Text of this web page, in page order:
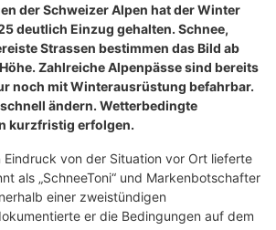
der Schweizer Alpen hat der Winter
deutlich Einzug gehalten. Schnee,
Strassen bestimmen das Bild ab
Zahlreiche Alpenpässe sind bereits
noch mit Winterausrüstung befahrbar.
ändern. Wetterbedingte
kurzfristig erfolgen.
Eindruck von der Situation vor Ort lieferte
als „SchneeToni“ und Markenbotschafter
einer zweistündigen
er die Bedingungen auf dem